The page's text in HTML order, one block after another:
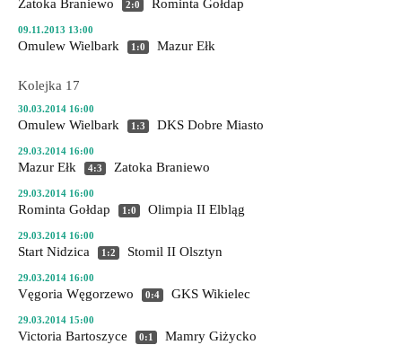
Zatoka Braniewo 2:0 Rominta Gołdap
09.11.2013 13:00
Omulew Wielbark 1:0 Mazur Ełk
Kolejka 17
30.03.2014 16:00
Omulew Wielbark 1:3 DKS Dobre Miasto
29.03.2014 16:00
Mazur Ełk 4:3 Zatoka Braniewo
29.03.2014 16:00
Rominta Gołdap 1:0 Olimpia II Elbląg
29.03.2014 16:00
Start Nidzica 1:2 Stomil II Olsztyn
29.03.2014 16:00
Vęgoria Węgorzewo 0:4 GKS Wikielec
29.03.2014 15:00
Victoria Bartoszyce 0:1 Mamry Giżycko